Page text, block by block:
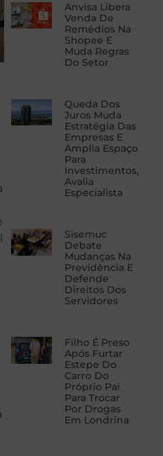
Anvisa Libera
Venda De
Remédios Na
Shopee E
Muda Regras
Do Setor
Queda Dos
Juros Muda
Estratégia Das
Empresas E
Amplia Espaço
Para
Investimentos,
Avalia
Especialista
Sisemuc
Debate
Mudanças Na
Previdência E
Defende
Direitos Dos
Servidores
Filho É Preso
Após Furtar
Estepe Do
Carro Do
Próprio Pai
Para Trocar
Por Drogas
Em Londrina